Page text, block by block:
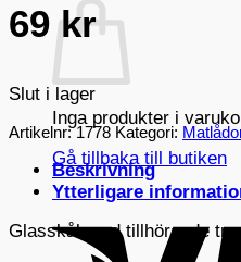
Inga produkter i
Gå tillbaka till butiken
69kr
Slut i lager
Artikelnr:1778 Kategori:
Beskrivning
Ytterligare
Glasskål med tillhörande